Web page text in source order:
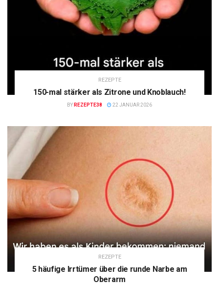
REZEPTE
150-mal stärker als Zitrone und Knoblauch!
BY REZEPTE38 22 JANUAR 2026
REZEPTE
5 häufige Irrtümer über die runde Narbe am
Oberarm